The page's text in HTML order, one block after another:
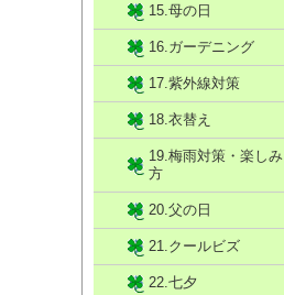
15.母の日
16.ガーデニング
17.紫外線対策
18.衣替え
19.梅雨対策・楽しみ
方
20.父の日
21.クールビズ
22.七夕